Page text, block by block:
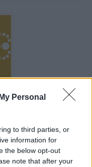
Personal
to third parties, or
information for
the below opt-out
note that after your
Blatt 557 Artikel
über das Geschehen
Welt. Wir verbinden
mit modernen
an den Menschen.